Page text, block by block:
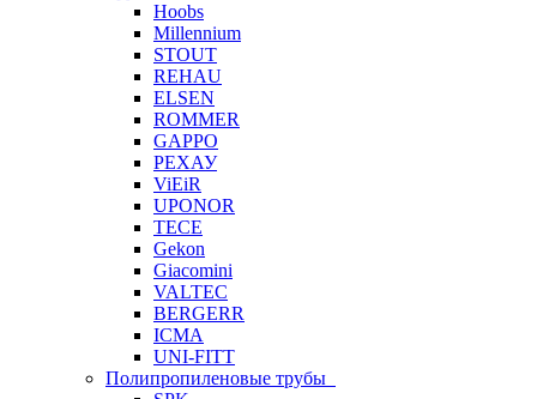
Hoobs
Millennium
STOUT
REHAU
ELSEN
ROMMER
GAPPO
РЕХАУ
ViEiR
UPONOR
TECE
Gekon
Giacomini
VALTEC
BERGERR
ICMA
UNI-FITT
Полипропиленовые трубы